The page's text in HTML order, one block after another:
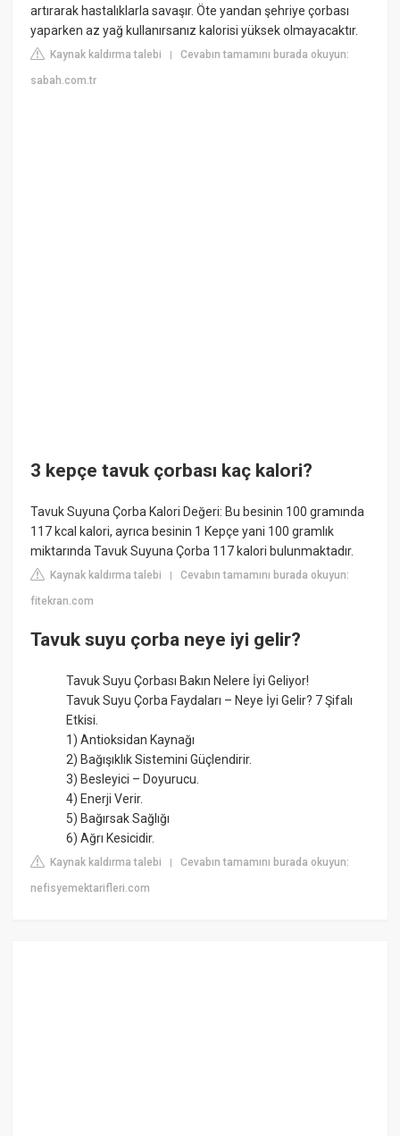
artırarak hastalıklarla savaşır. Öte yandan şehriye çorbası
yaparken az yağ kullanırsanız kalorisi yüksek olmayacaktır.
Kaynak kaldırma talebi |Cevabın tamamını burada okuyun:
sabah.com.tr
3 kepçe tavuk çorbası kaç kalori?
Tavuk Suyuna Çorba Kalori Değeri: Bu besinin 100 gramında
117 kcal kalori, ayrıca besinin 1 Kepçe yani 100 gramlık
miktarında Tavuk Suyuna Çorba 117 kalori bulunmaktadır.
Kaynak kaldırma talebi |Cevabın tamamını burada okuyun:
fitekran.com
Tavuk suyu çorba neye iyi gelir?
Tavuk Suyu Çorbası Bakın Nelere İyi Geliyor!
Tavuk Suyu Çorba Faydaları – Neye İyi Gelir? 7 Şifalı
Etkisi.
1) Antioksidan Kaynağı
2) Bağışıklık Sistemini Güçlendirir.
3) Besleyici – Doyurucu.
4) Enerji Verir.
5) Bağırsak Sağlığı
6) Ağrı Kesicidir.
Kaynak kaldırma talebi |Cevabın tamamını burada okuyun:
nefisyemektarifleri.com